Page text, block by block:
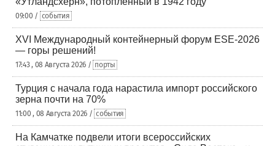
09:00 / события
XVI Международный контейнерный форум ESE-2026
— горы решений!
17:43 , 08 Августа 2026 / порты
Турция с начала года нарастила импорт российского
зерна почти на 70%
11:00 , 08 Августа 2026 / события
На Камчатке подвели итоги всероссийских